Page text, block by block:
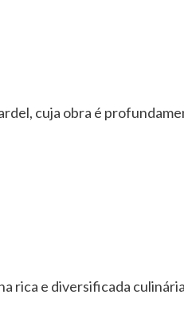
cuja obra é
e diversificada